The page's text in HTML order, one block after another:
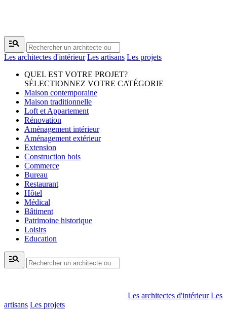
manage_search
Les architectes d'intérieur Les artisans Les projets
QUEL EST VOTRE PROJET?
SÉLECTIONNEZ VOTRE CATÉGORIE
Maison contemporaine
Maison traditionnelle
Loft et Appartement
Rénovation
Aménagement intérieur
Aménagement extérieur
Extension
Construction bois
Commerce
Bureau
Restaurant
Hôtel
Médical
Bâtiment
Patrimoine historique
Loisirs
Education
manage_search
Les architectes d'intérieur Les
artisans Les projets